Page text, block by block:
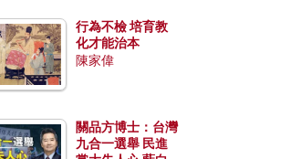
行為不檢 培育教
化才能治本
陳家偉
關品方博士：台灣
九合一選舉 民進